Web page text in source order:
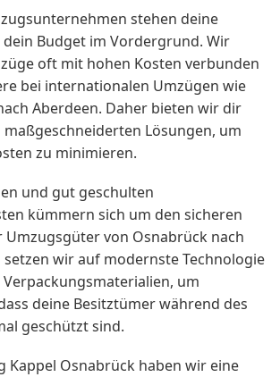
stehen deine
Budget im Vordergrund. Wir
oft mit hohen Kosten verbunden
bei internationalen Umzügen wie
Aberdeen. Daher bieten wir dir
maßgeschneiderten Lösungen, um
zu minimieren.
und gut geschulten
kümmern sich um den sicheren
von Osnabrück nach
setzen wir auf modernste Technologie
um
deine Besitztümer während des
geschützt sind.
Kappel Osnabrück haben wir eine